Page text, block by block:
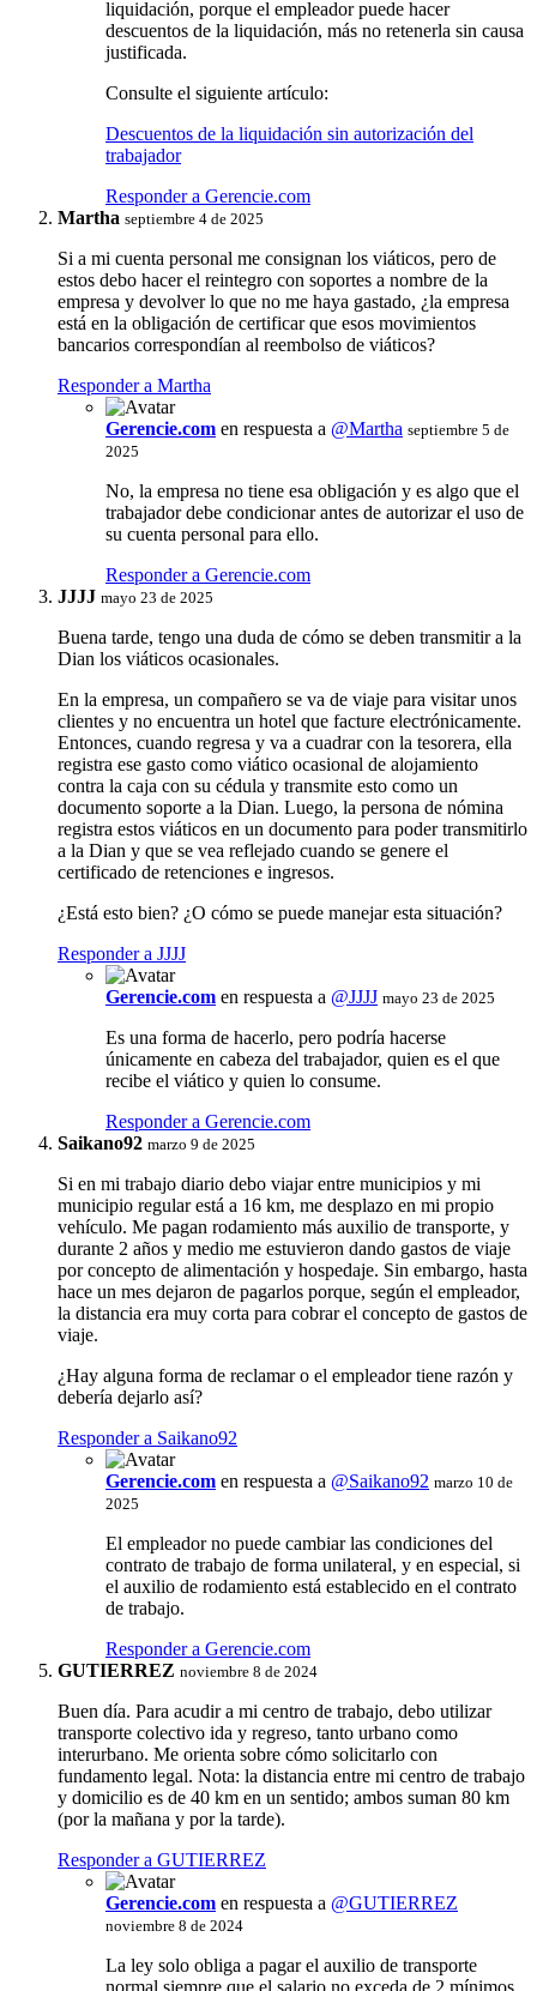
liquidación, porque el empleador puede hacer
descuentos de la liquidación, más no retenerla sin causa
justificada.
Consulte el siguiente artículo:
Descuentos de la liquidación sin autorización del
trabajador
Responder a Gerencie.com
Martha septiembre 4 de 2025
Si a mi cuenta personal me consignan los viáticos, pero de
estos debo hacer el reintegro con soportes a nombre de la
empresa y devolver lo que no me haya gastado, ¿la empresa
está en la obligación de certificar que esos movimientos
bancarios correspondían al reembolso de viáticos?
Responder a Martha
Gerencie.com en respuesta a @Martha septiembre 5 de
2025
No, la empresa no tiene esa obligación y es algo que el
trabajador debe condicionar antes de autorizar el uso de
su cuenta personal para ello.
Responder a Gerencie.com
JJJJ mayo 23 de 2025
Buena tarde, tengo una duda de cómo se deben transmitir a la
Dian los viáticos ocasionales.
En la empresa, un compañero se va de viaje para visitar unos
clientes y no encuentra un hotel que facture electrónicamente.
Entonces, cuando regresa y va a cuadrar con la tesorera, ella
registra ese gasto como viático ocasional de alojamiento
contra la caja con su cédula y transmite esto como un
documento soporte a la Dian. Luego, la persona de nómina
registra estos viáticos en un documento para poder transmitirlo
a la Dian y que se vea reflejado cuando se genere el
certificado de retenciones e ingresos.
¿Está esto bien? ¿O cómo se puede manejar esta situación?
Responder a JJJJ
Gerencie.com en respuesta a @JJJJ mayo 23 de 2025
Es una forma de hacerlo, pero podría hacerse
únicamente en cabeza del trabajador, quien es el que
recibe el viático y quien lo consume.
Responder a Gerencie.com
Saikano92 marzo 9 de 2025
Si en mi trabajo diario debo viajar entre municipios y mi
municipio regular está a 16 km, me desplazo en mi propio
vehículo. Me pagan rodamiento más auxilio de transporte, y
durante 2 años y medio me estuvieron dando gastos de viaje
por concepto de alimentación y hospedaje. Sin embargo, hasta
hace un mes dejaron de pagarlos porque, según el empleador,
la distancia era muy corta para cobrar el concepto de gastos de
viaje.
¿Hay alguna forma de reclamar o el empleador tiene razón y
debería dejarlo así?
Responder a Saikano92
Gerencie.com en respuesta a @Saikano92 marzo 10 de
2025
El empleador no puede cambiar las condiciones del
contrato de trabajo de forma unilateral, y en especial, si
el auxilio de rodamiento está establecido en el contrato
de trabajo.
Responder a Gerencie.com
GUTIERREZ noviembre 8 de 2024
Buen día. Para acudir a mi centro de trabajo, debo utilizar
transporte colectivo ida y regreso, tanto urbano como
interurbano. Me orienta sobre cómo solicitarlo con
fundamento legal. Nota: la distancia entre mi centro de trabajo
y domicilio es de 40 km en un sentido; ambos suman 80 km
(por la mañana y por la tarde).
Responder a GUTIERREZ
Gerencie.com en respuesta a @GUTIERREZ
noviembre 8 de 2024
La ley solo obliga a pagar el auxilio de transporte
normal siempre que el salario no exceda de 2 mínimos.